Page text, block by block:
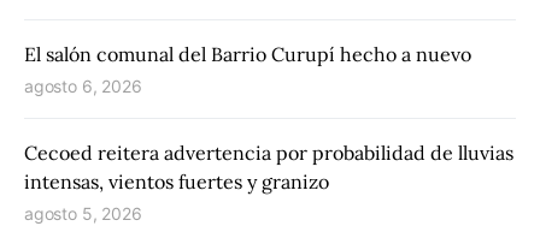
El salón comunal del Barrio Curupí hecho a nuevo
agosto 6, 2026
Cecoed reitera advertencia por probabilidad de lluvias
intensas, vientos fuertes y granizo
agosto 5, 2026